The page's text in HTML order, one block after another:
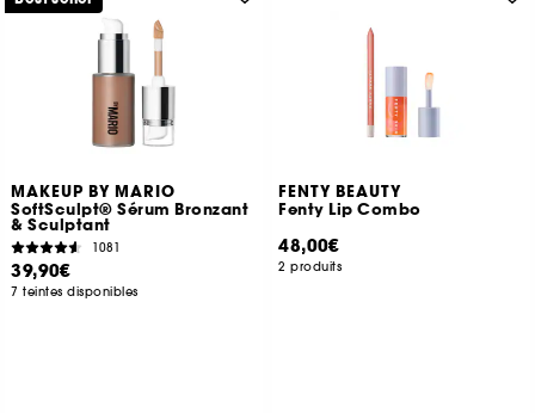
MAKEUP BY MARIO
SoftSculpt® Sérum Bronzant
& Sculptant
1081
39,90€
7 teintes disponibles
FENTY BEAUTY
Fenty Lip Combo
48,00€
2 produits